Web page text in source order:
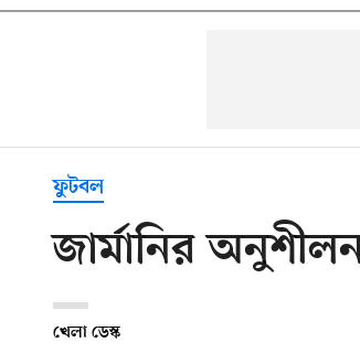
ফুটবল
জার্মানির
খেলা ডেস্ক